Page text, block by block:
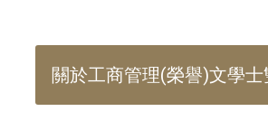
關於工商管理(榮譽)文學